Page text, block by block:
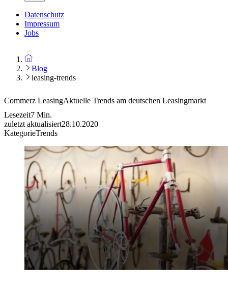
Datenschutz
Impressum
Jobs
Blog
leasing-trends
Commerz LeasingAktuelle Trends am deutschen Leasingmarkt
Lesezeit7 Min.
zuletzt aktualisiert28.10.2020
KategorieTrends